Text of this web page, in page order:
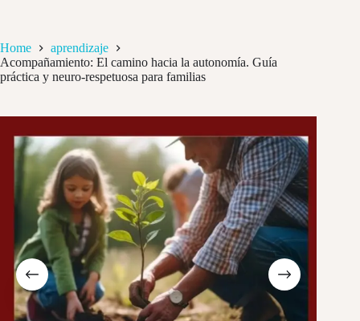
Home
aprendizaje
Acompañamiento: El camino hacia la autonomía. Guía
práctica y neuro-respetuosa para familias